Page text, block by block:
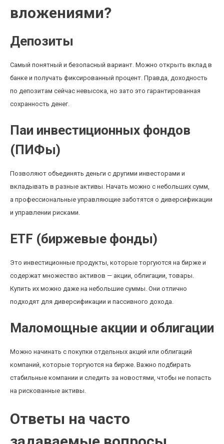
вложениями?
Депозиты
Самый понятный и безопасный вариант. Можно открыть вклад в
банке и получать фиксированный процент. Правда, доходность
по депозитам сейчас невысока, но зато это гарантированная
сохранность денег.
Паи инвестиционных фондов
(ПИФы)
Позволяют объединять деньги с другими инвесторами и
вкладывать в разные активы. Начать можно с небольших сумм,
а профессиональные управляющие заботятся о диверсификации
и управлении рисками.
ETF (биржевые фонды)
Это инвестиционные продукты, которые торгуются на бирже и
содержат множество активов — акции, облигации, товары.
Купить их можно даже на небольшие суммы. Они отлично
подходят для диверсификации и пассивного дохода.
Маломощные акции и облигации
Можно начинать с покупки отдельных акций или облигаций
компаний, которые торгуются на бирже. Важно подбирать
стабильные компании и следить за новостями, чтобы не попасть
на рискованные активы.
Ответы на часто